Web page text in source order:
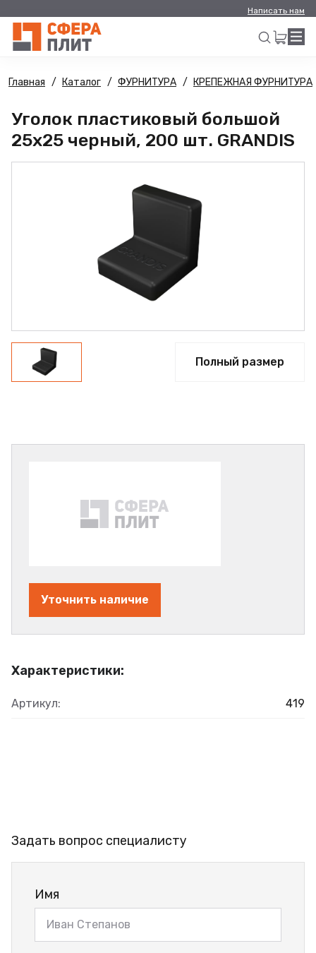
Написать нам
Искать
Главная Каталог ФУРНИТУРА КРЕПЕЖНАЯ ФУРНИТУРА
Уголок пластиковый большой
25х25 черный, 200 шт. GRANDIS
Полный размер
Характеристики:
Артикул: 419
Уточнить наличие
Задать вопрос специалисту
Имя